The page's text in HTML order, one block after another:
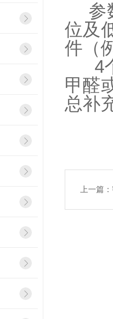
参
位及
件 （
4
甲醛
总补
上一篇：